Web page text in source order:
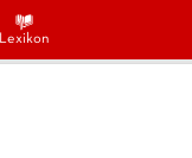
Lexikon